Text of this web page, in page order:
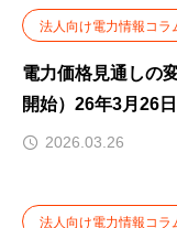
法人向け電力情報コラ
電力価格見通しの
開始）26年3月26
2026.03.26
法人向け電力情報コラ